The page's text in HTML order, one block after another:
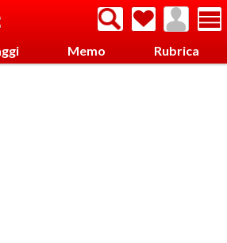
Memo Rubrica